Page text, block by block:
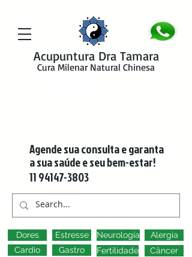
Acupuntura Dra Tamara
Cura Milenar Natural Chinesa
Agende sua consulta e garanta
a sua saúde e seu bem-estar!
11 94147-3803
Dores
Cardio
Estresse
Gastro
Neurologia
Fertilidade
Alergia
Câncer